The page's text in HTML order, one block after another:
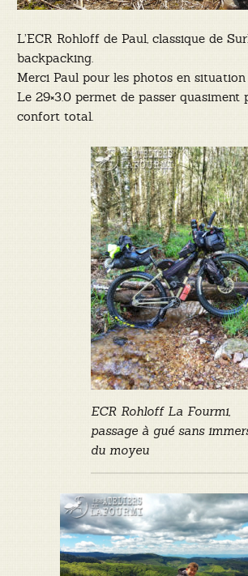
L’ECR Rohloff de Paul, classique de
backpacking.
Merci Paul pour les photos en situation
Le 29×3.0 permet de passer
confort total.
ECR Rohloff La Fourmi,
passage à gué sans
du moyeu